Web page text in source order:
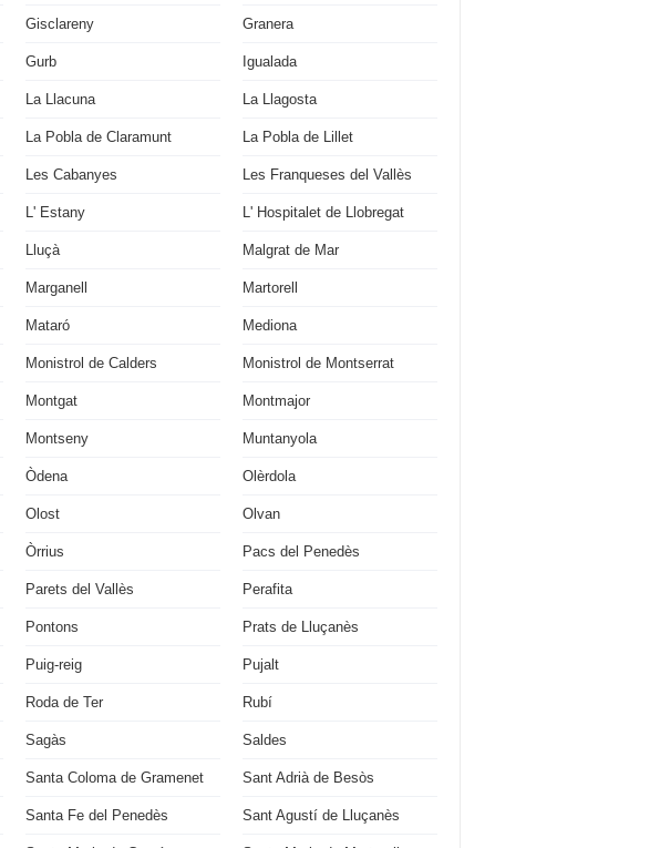
Gisclareny Granera
Gurb Igualada
La Llacuna La Llagosta
La Pobla de Claramunt La Pobla de Lillet
Les Cabanyes Les Franqueses del Vallès
L' Estany L' Hospitalet de Llobregat
Lluçà Malgrat de Mar
Marganell Martorell
Mataró Mediona
Monistrol de Calders Monistrol de Montserrat
Montgat Montmajor
Montseny Muntanyola
Òdena Olèrdola
Olost Olvan
Òrrius Pacs del Penedès
Parets del Vallès Perafita
Pontons Prats de Lluçanès
Puig-reig Pujalt
Roda de Ter Rubí
Sagàs Saldes
Santa Coloma de Gramenet Sant Adrià de Besòs
Santa Fe del Penedès Sant Agustí de Lluçanès